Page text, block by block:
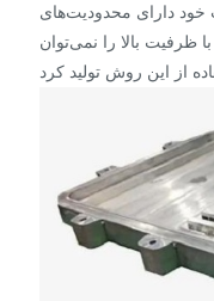
خود دارای محدودیت‌های
بالا را نمی‌توان